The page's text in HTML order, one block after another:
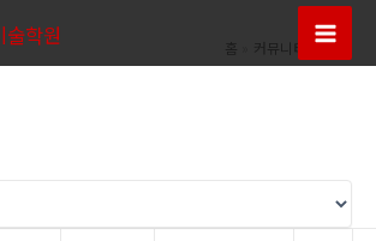
Main
홈 커뮤니티 Q&A